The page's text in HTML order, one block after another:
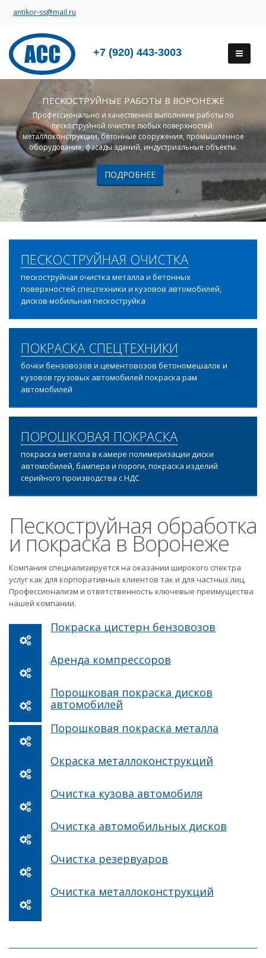
antikor-ss@mail.ru
+7 (920) 443-3003
ПЕСКОСТРУЙНЫЕ РАБОТЫ В ВОРОНЕЖЕ
Профессионально и качественно выполняем работы по
пескоструйной очистке любых поверхностей:
металлоконструкции, бетонные сооружения, промышленное
оборудование, фасады зданий, индустриальные объекты.
ПОДРОБНЕЕ
ПЕСКОСТРУЙНАЯ ОЧИСТКА
пескоструйная очистка металла и бетонных
поверхностей спецтехники и кузовов автомобилей,
дисков мобильная пескоструйка
ПОКРАСКА СПЕЦТЕХНИКИ
бочки бензовозов и цементовозов бетономешалок и
кузовов грузовых автомобилей покраска рам
автомобилей
ПОРОШКОВАЯ ПОКРАСКА
покраска металла в камере полимеризации диски
автомобилей, бампера и пороги, покраска изделий
серийного производства с НДС
Пескоструйная обработка
и покраска в Воронеже
Компания специализируется на оказании широкого спектра
услуг как для корпоративных клиентов так и для частных лиц.
Профессионализм и ответственность ключевые преимущества
нашей компании.
Покраска цистерн бензовозов
Аренда компрессоров
Порошковая покраска дисков
автомобилей
Порошковая покраска металла
Окраска металлоконструкций
Очистка кузова автомобиля
Очистка автомобильных дисков
Очистка резервуаров
Очистка металлоконструкций